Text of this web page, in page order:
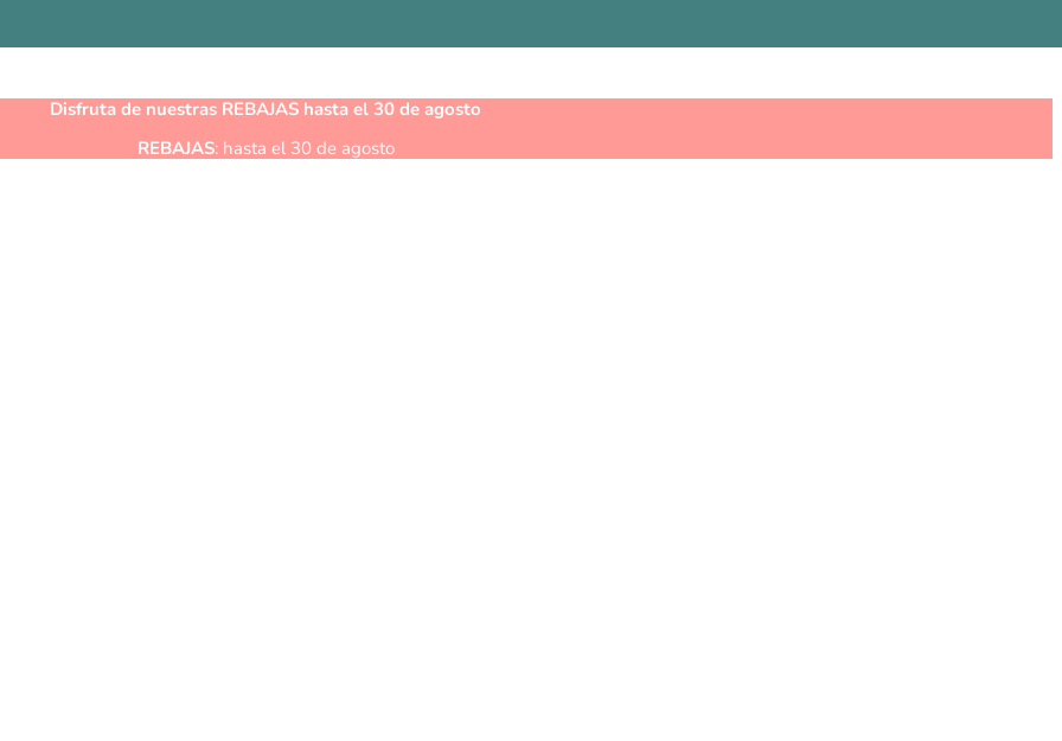
Disfruta de nuestras REBAJAS hasta el 30 de agosto
REBAJAS: hasta el 30 de agosto